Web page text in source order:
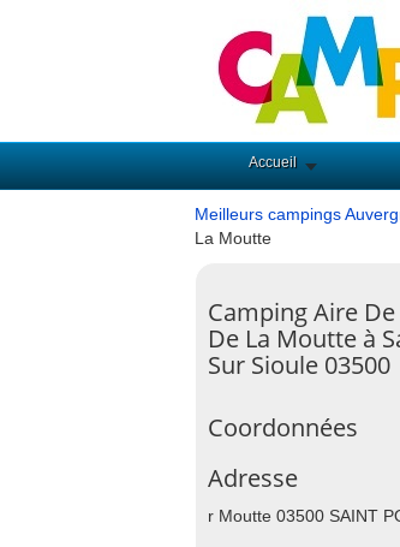
Accueil
Meilleurs campings
La Moutte
Camping Aire
De La Moutte à
Sur Sioule 03500
Coordonnées
Adresse
r Moutte 03500 SAINT